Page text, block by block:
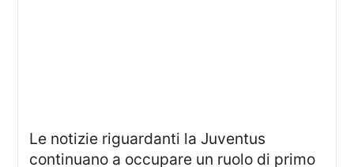
Le notizie riguardanti la Juventus
continuano a occupare un ruolo di primo